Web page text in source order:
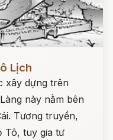
Lịch
xây dựng trên
này nằm bên
Tương truyền,
Tô, tuy gia tư